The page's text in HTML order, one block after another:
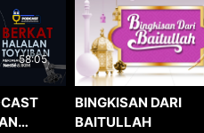
58:05
BINGKISAN DARI
BAITULLAH